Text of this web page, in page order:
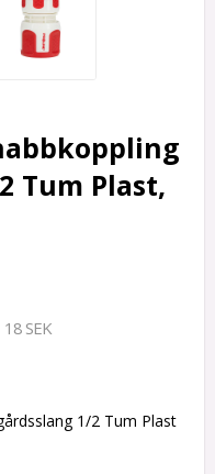
Tum Plast,
18 SEK
1/2 Tum Plast